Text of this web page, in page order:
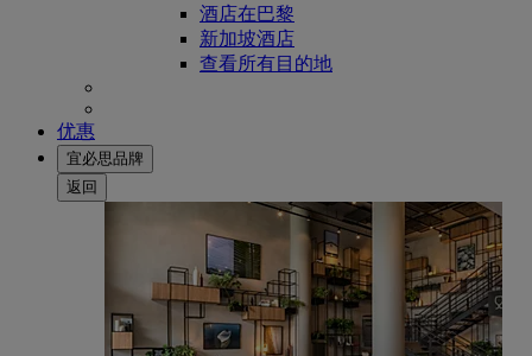
酒店在巴黎
新加坡酒店
查看所有目的地
优惠
宜必思品牌
返回